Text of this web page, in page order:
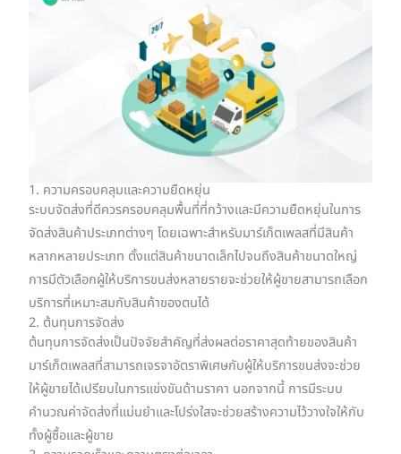
1. ความครอบคลุมและความยืดหยุ่น
ระบบจัดส่งที่ดีควรครอบคลุมพื้นที่ที่กว้างและมีความยืดหยุ่นในการ
จัดส่งสินค้าประเภทต่างๆ โดยเฉพาะสำหรับมาร์เก็ตเพลสที่มีสินค้า
หลากหลายประเภท ตั้งแต่สินค้าขนาดเล็กไปจนถึงสินค้าขนาดใหญ่
การมีตัวเลือกผู้ให้บริการขนส่งหลายรายจะช่วยให้ผู้ขายสามารถเลือก
บริการที่เหมาะสมกับสินค้าของตนได้
2. ต้นทุนการจัดส่ง
ต้นทุนการจัดส่งเป็นปัจจัยสำคัญที่ส่งผลต่อราคาสุดท้ายของสินค้า
มาร์เก็ตเพลสที่สามารถเจรจาอัตราพิเศษกับผู้ให้บริการขนส่งจะช่วย
ให้ผู้ขายได้เปรียบในการแข่งขันด้านราคา นอกจากนี้ การมีระบบ
คำนวณค่าจัดส่งที่แม่นยำและโปร่งใสจะช่วยสร้างความไว้วางใจให้กับ
ทั้งผู้ซื้อและผู้ขาย